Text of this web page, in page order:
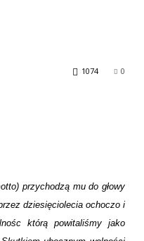
0
1074
przychodzą mu do głowy
dziesięciolecia ochoczo i
którą powitaliśmy jako